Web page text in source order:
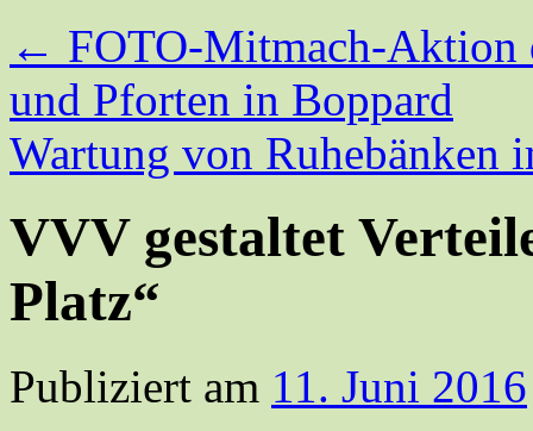
← FOTO-Mitmach-Aktion
und Pforten in Boppard
Wartung von
VVV gestaltet
Platz“
Publiziert am 11. Juni 2016